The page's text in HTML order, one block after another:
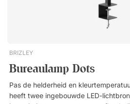
Instelbaar van 4.000 tot 6.500 Kelvin.
levensverwachting van 50.000 uur.
opladen van bijvoorbeeld uw mobiele
bureaulamp is. Dimbaar. Stel zelf de
de lampvoet. Uitgerust met reflector
licht.
BRIZLEY
Bureaulamp Dots
Pas de helderheid en
heeft twee ingebouwde LED-